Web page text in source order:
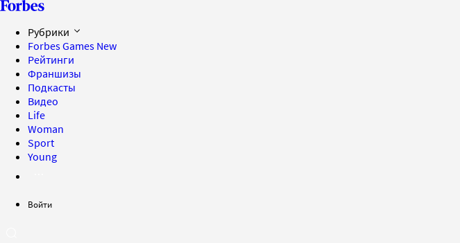
Рубрики
Forbes Games New
Рейтинги
Франшизы
Подкасты
Видео
Life
Woman
Sport
Young
Войти